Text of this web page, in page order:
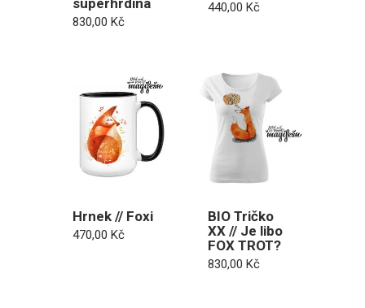
830,00 Kč
440,00Kč
Hrnek // Foxi
470,00 Kč
BIO Tričko
XX // Je libo
FOX TROT?
830,00Kč